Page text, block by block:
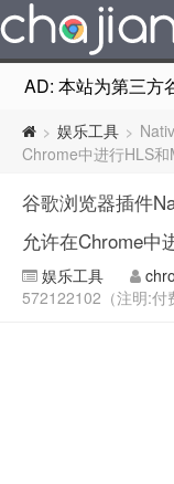
AD: 本站为第三方
> 娱乐工具 >
Chrome中进行HLS
谷歌浏览器插件
允许在Chrome中
娱乐工具
572122102（注明:付